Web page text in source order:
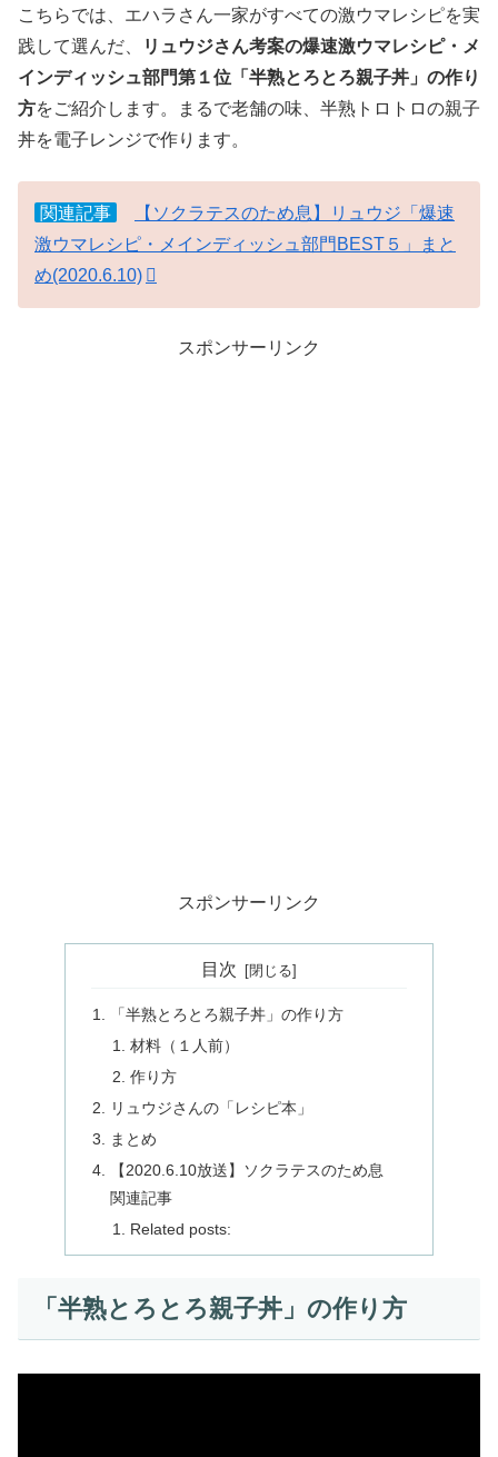
こちらでは、エハラさん一家がすべての激ウマレシピを実
践して選んだ、
リュウジさん考案の爆速激ウマレシピ・メ
インディッシュ部門第１位「半熟とろとろ親子丼」の作り
方をご紹介します。まるで老舗の味、半熟トロトロの親子
丼を電子レンジで作ります。
関連記事
【ソクラテスのため息】リュウジ「爆速
激ウマレシピ・メインディッシュ部門BEST５」まと
め(2020.6.10)
スポンサーリンク
スポンサーリンク
目次
「半熟とろとろ親子丼」の作り方
材料（１人前）
作り方
リュウジさんの「レシピ本」
まとめ
【2020.6.10放送】ソクラテスのため息
関連記事
Related posts:
「半熟とろとろ親子丼」の作り方